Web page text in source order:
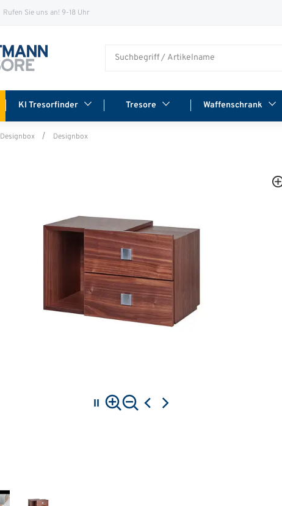
Rufen Sie uns an! 9-18 Uhr
KI Tresorfinder Tresore Waffenschrank
Designbox Designbox